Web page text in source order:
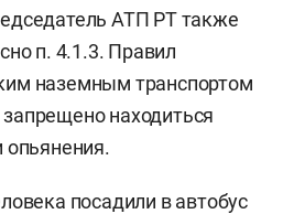
АТП РТ также
п. 4.1.3. Правил
наземным транспортом
находиться
опьянения.
посадили в автобус